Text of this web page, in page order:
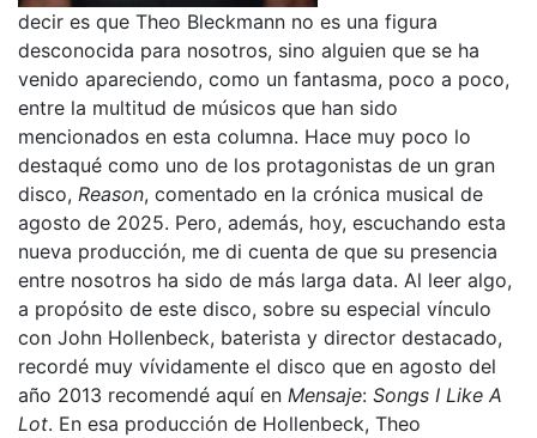
decir es que Theo Bleckmann no es una figura
desconocida para nosotros, sino alguien que se ha
venido apareciendo, como un fantasma, poco a poco,
entre la multitud de músicos que han sido
mencionados en esta columna. Hace muy poco lo
destaqué como uno de los protagonistas de un gran
disco, Reason, comentado en la crónica musical de
agosto de 2025. Pero, además, hoy, escuchando esta
nueva producción, me di cuenta de que su presencia
entre nosotros ha sido de más larga data. Al leer algo,
a propósito de este disco, sobre su especial vínculo
con John Hollenbeck, baterista y director destacado,
recordé muy vívidamente el disco que en agosto del
año 2013 recomendé aquí en Mensaje: Songs I Like A
Lot. En esa producción de Hollenbeck, Theo